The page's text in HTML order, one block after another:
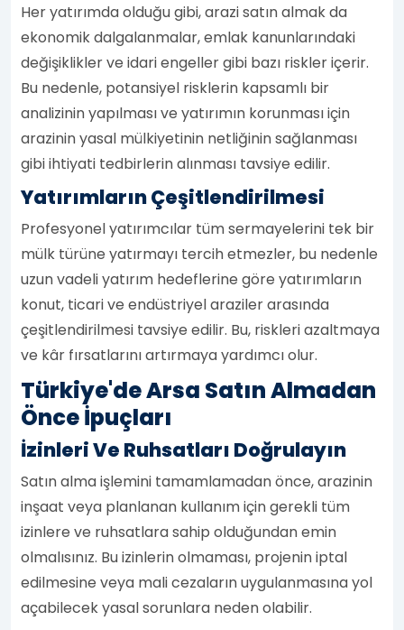
Her yatırımda olduğu gibi, arazi satın almak da
ekonomik dalgalanmalar, emlak kanunlarındaki
değişiklikler ve idari engeller gibi bazı riskler içerir.
Bu nedenle, potansiyel risklerin kapsamlı bir
analizinin yapılması ve yatırımın korunması için
arazinin yasal mülkiyetinin netliğinin sağlanması
gibi ihtiyati tedbirlerin alınması tavsiye edilir.
Yatırımların Çeşitlendirilmesi
Profesyonel yatırımcılar tüm sermayelerini tek bir
mülk türüne yatırmayı tercih etmezler, bu nedenle
uzun vadeli yatırım hedeflerine göre yatırımların
konut, ticari ve endüstriyel araziler arasında
çeşitlendirilmesi tavsiye edilir. Bu, riskleri azaltmaya
ve kâr fırsatlarını artırmaya yardımcı olur.
Türkiye'de Arsa Satın Almadan
Önce İpuçları
İzinleri Ve Ruhsatları Doğrulayın
Satın alma işlemini tamamlamadan önce, arazinin
inşaat veya planlanan kullanım için gerekli tüm
izinlere ve ruhsatlara sahip olduğundan emin
olmalısınız. Bu izinlerin olmaması, projenin iptal
edilmesine veya mali cezaların uygulanmasına yol
açabilecek yasal sorunlara neden olabilir.